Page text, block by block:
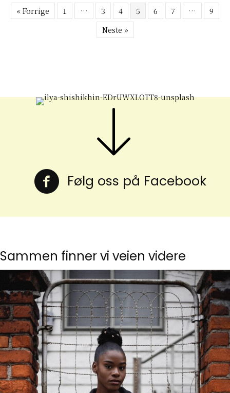
« Forrige 1 … 3 4 5 6 7 …
9
Neste »
Følg oss på Facebook
Følg oss på Facebook
Sammen finner vi veien videre